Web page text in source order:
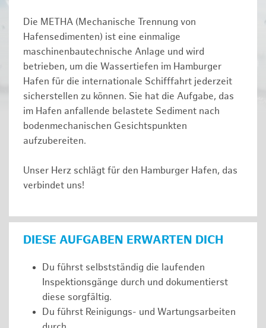
Die METHA (Mechanische Trennung von
Hafensedimenten) ist eine einmalige
maschinenbautechnische Anlage und wird
betrieben, um die Wassertiefen im Hamburger
Hafen für die internationale Schifffahrt jederzeit
sicherstellen zu können. Sie hat die Aufgabe, das
im Hafen anfallende belastete Sediment nach
bodenmechanischen Gesichtspunkten
aufzubereiten.
Unser Herz schlägt für den Hamburger Hafen, das
verbindet uns!
DIESE AUFGABEN ERWARTEN DICH
Du führst selbstständig die laufenden
Inspektionsgänge durch und dokumentierst
diese sorgfältig.
Du führst Reinigungs- und Wartungsarbeiten